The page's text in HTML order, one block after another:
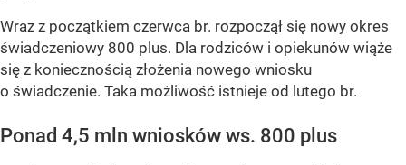
Wraz z początkiem czerwca br. rozpoczął się nowy okres
świadczeniowy 800 plus. Dla rodziców i opiekunów wiąże
się z koniecznością złożenia nowego wniosku
o świadczenie. Taka możliwość istnieje od lutego br.
Ponad 4,5 mln wniosków ws. 800 plus